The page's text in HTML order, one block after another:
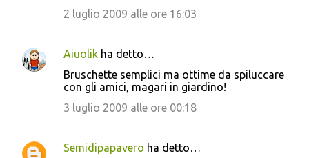
2 luglio 2009 alle ore 16:03
Aiuolik ha detto…
Bruschette semplici ma ottime da spiluccare
con gli amici, magari in giardino!
3 luglio 2009 alle ore 00:18
Semidipapavero ha detto…